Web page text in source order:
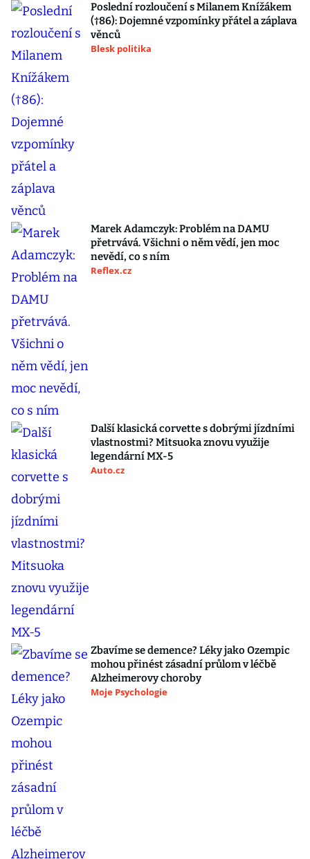
Poslední rozloučení s Milanem Knížákem
(†86): Dojemné vzpomínky přátel a záplava
věnců
Blesk politika
Marek Adamczyk: Problém na DAMU
přetrvává. Všichni o něm vědí, jen moc
nevědí, co s ním
Reflex.cz
Další klasická corvette s dobrými jízdními
vlastnostmi? Mitsuoka znovu využije
legendární MX-5
Auto.cz
Zbavíme se demence? Léky jako Ozempic
mohou přinést zásadní průlom v léčbě
Alzheimerovy choroby
Moje Psychologie